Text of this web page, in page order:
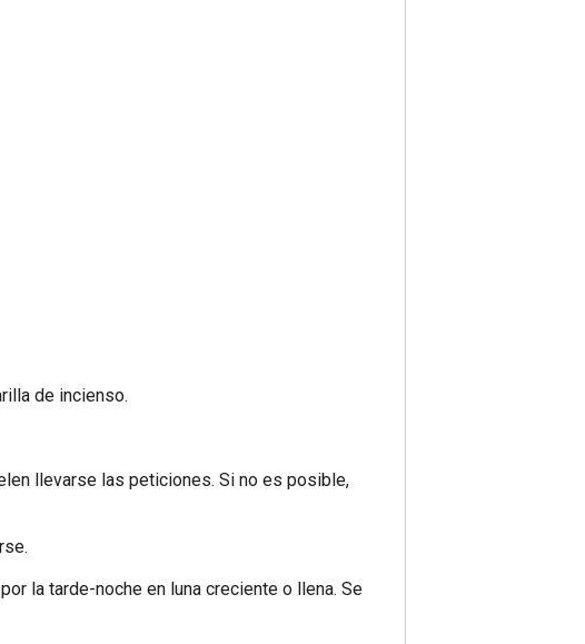
de incienso.
llevarse las peticiones. Si no es posible,
la tarde-noche en luna creciente o llena. Se